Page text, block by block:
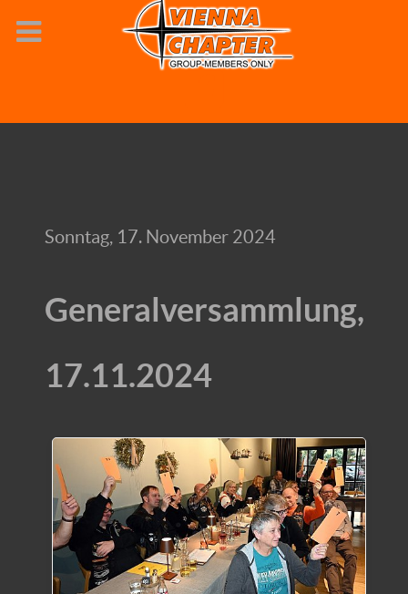
Sonntag, 17. November 2024
Generalversammlung,
17.11.2024